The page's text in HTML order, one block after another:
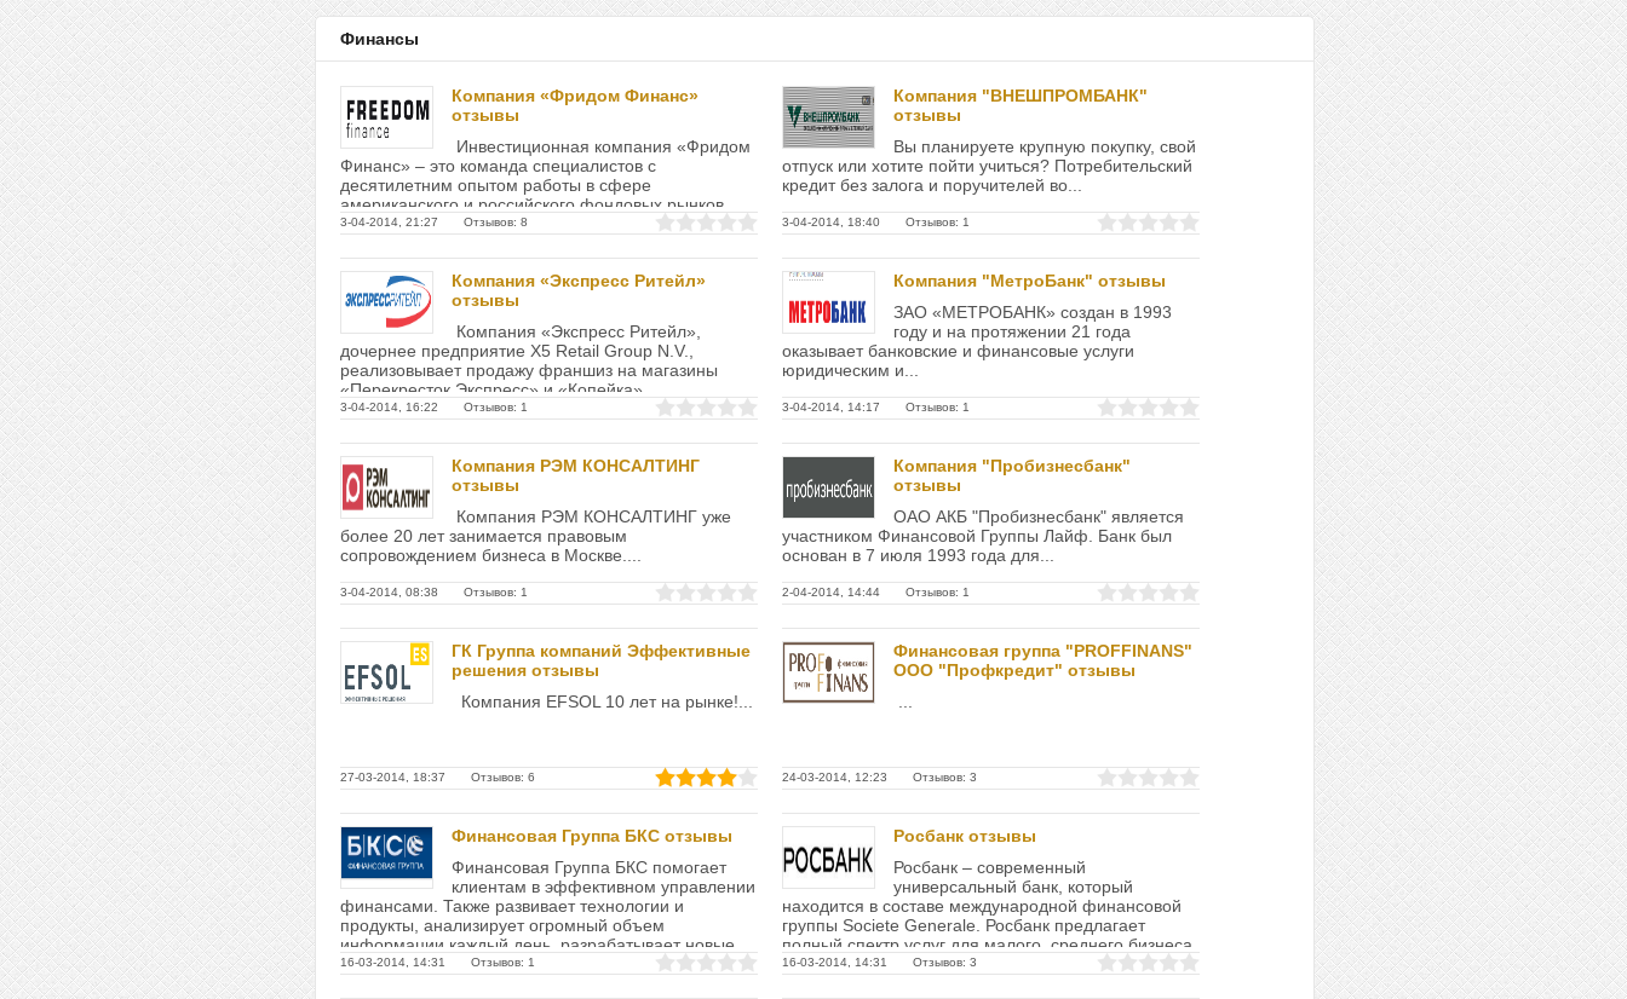
Финансы
Компания «Фридом Финанс»
отзывы
Инвестиционная компания «Фридом
Финанс» – это команда специалистов с
десятилетним опытом работы в сфере
американского и российского фондовых рынков....
3-04-2014, 21:27 Отзывов: 8
Компания "ВНЕШПРОМБАНК"
отзывы
Вы планируете крупную покупку, свой
отпуск или хотите пойти учиться? Потребительский
кредит без залога и поручителей во...
3-04-2014, 18:40 Отзывов: 1
Компания «Экспресс Ритейл»
отзывы
Компания «Экспресс Ритейл»,
дочернее предприятие X5 Retail Group N.V.,
реализовывает продажу франшиз на магазины
«Перекресток Экспресс» и «Копейка»....
3-04-2014, 16:22 Отзывов: 1
Компания "МетроБанк" отзывы
ЗАО «МЕТРОБАНК» создан в 1993
году и на протяжении 21 года
оказывает банковские и финансовые услуги
юридическим и...
3-04-2014, 14:17 Отзывов: 1
Компания РЭМ КОНСАЛТИНГ
отзывы
Компания РЭМ КОНСАЛТИНГ уже
более 20 лет занимается правовым
сопровождением бизнеса в Москве....
3-04-2014, 08:38 Отзывов: 1
Компания "Пробизнесбанк"
отзывы
ОАО АКБ "Пробизнесбанк" является
участником Финансовой Группы Лайф. Банк был
основан в 7 июля 1993 года для...
2-04-2014, 14:44 Отзывов: 1
ГК Группа компаний Эффективные
решения отзывы
Компания EFSOL 10 лет на рынке!...
27-03-2014, 18:37 Отзывов: 6
Финансовая группа "PROFFINANS"
ООО "Профкредит" отзывы
24-03-2014, 12:23 Отзывов: 3
Финансовая Группа БКС отзывы
Финансовая Группа БКС помогает
клиентам в эффективном управлении
финансами. Также развивает технологии и
продукты, анализирует огромный объем
информации каждый день, разрабатывает новые
инвестиционные стратегии для...
16-03-2014, 14:31 Отзывов: 1
Росбанк отзывы
Росбанк – современный
универсальный банк, который
находится в составе международной финансовой
группы Societe Generale. Росбанк предлагает
полный спектр услуг для малого, среднего бизнеса,
а также индивидуальных...
16-03-2014, 14:31 Отзывов: 3